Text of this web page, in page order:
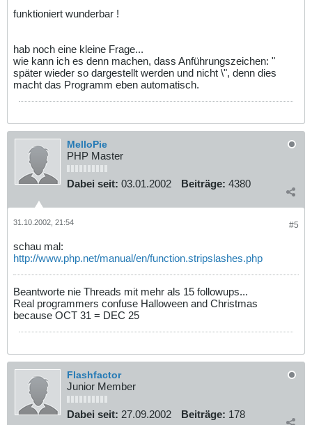
funktioniert wunderbar !
hab noch eine kleine Frage...
wie kann ich es denn machen, dass Anführungszeichen: "
später wieder so dargestellt werden und nicht \", denn dies
macht das Programm eben automatisch.
MelloPie
PHP Master
Dabei seit: 03.01.2002 Beiträge: 4380
#5
31.10.2002, 21:54
schau mal:
http://www.php.net/manual/en/function.stripslashes.php
Beantworte nie Threads mit mehr als 15 followups...
Real programmers confuse Halloween and Christmas
because OCT 31 = DEC 25
Flashfactor
Junior Member
Dabei seit: 27.09.2002 Beiträge: 178